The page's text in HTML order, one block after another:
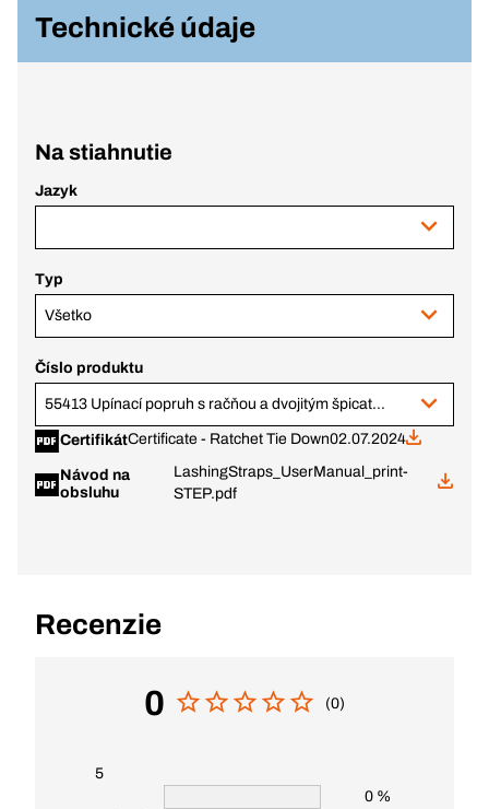
Technické údaje
Na stiahnutie
Jazyk
Typ
Všetko
Číslo produktu
55413 Upínací popruh s račňou a dvojitým špicatým hákom 2000DAN 35 mm x 6 m
CertifikátCertificate - Ratchet Tie Down02.07.2024
Návod na
obsluhu
LashingStraps_UserManual_print-
STEP.pdf
Recenzie
0 (0)
5
0 %